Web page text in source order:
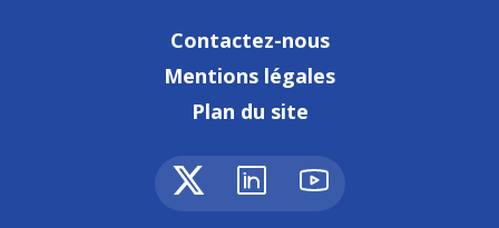
Contactez-nous
Mentions légales
Plan du site